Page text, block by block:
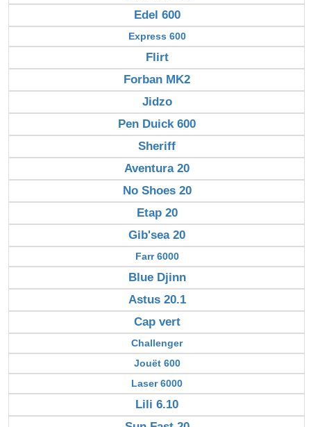
Edel 600
Express 600
Flirt
Forban MK2
Jidzo
Pen Duick 600
Sheriff
Aventura 20
No Shoes 20
Etap 20
Gib'sea 20
Farr 6000
Blue Djinn
Astus 20.1
Cap vert
Challenger
Jouët 600
Laser 6000
Lili 6.10